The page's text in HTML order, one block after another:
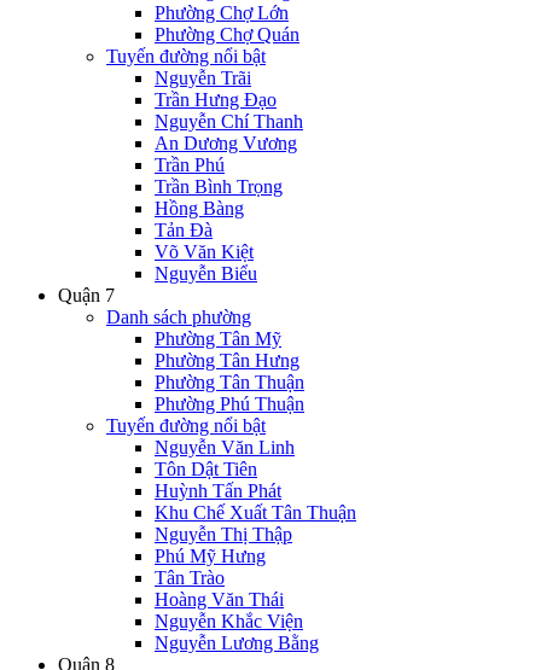
Phường Chợ Lớn
Phường Chợ Quán
Tuyến đường nổi bật
Nguyễn Trãi
Trần Hưng Đạo
Nguyễn Chí Thanh
An Dương Vương
Trần Phú
Trần Bình Trọng
Hồng Bàng
Tản Đà
Võ Văn Kiệt
Nguyễn Biểu
Quận 7
Danh sách phường
Phường Tân Mỹ
Phường Tân Hưng
Phường Tân Thuận
Phường Phú Thuận
Tuyến đường nổi bật
Nguyễn Văn Linh
Tôn Dật Tiên
Huỳnh Tấn Phát
Khu Chế Xuất Tân Thuận
Nguyễn Thị Thập
Phú Mỹ Hưng
Tân Trào
Hoàng Văn Thái
Nguyễn Khắc Viện
Nguyễn Lương Bằng
Quận 8